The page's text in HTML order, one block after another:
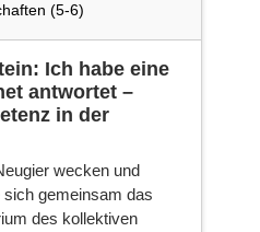
(5-6)
Ich habe eine
antwortet –
in der
wecken und
gemeinsam das
des kollektiven